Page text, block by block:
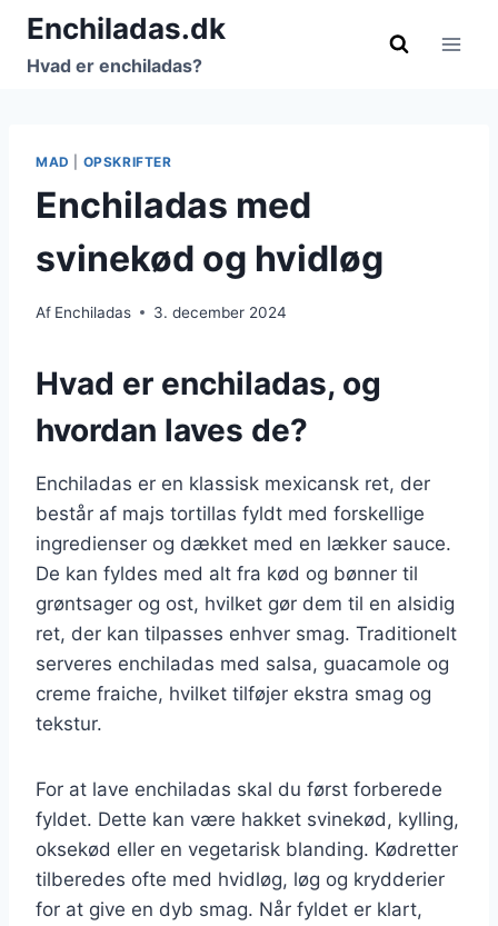
Fortsæt
indhold
Enchiladas.dk
Hvad er enchiladas?
MAD OPSKRIFTER
Enchiladas med
svinekød og hvidløg
Af Enchiladas 3. december 2024
Hvad er enchiladas, og
hvordan laves de?
Enchiladas er en klassisk mexicansk ret, der
består af majs tortillas fyldt med forskellige
ingredienser og dækket med en lækker sauce.
De kan fyldes med alt fra kød og bønner til
grøntsager og ost, hvilket gør dem til en alsidig
ret, der kan tilpasses enhver smag. Traditionelt
serveres enchiladas med salsa, guacamole og
creme fraiche, hvilket tilføjer ekstra smag og
tekstur.
For at lave enchiladas skal du først forberede
fyldet. Dette kan være hakket svinekød, kylling,
oksekød eller en vegetarisk blanding. Kødretter
tilberedes ofte med hvidløg, løg og krydderier
for at give en dyb smag. Når fyldet er klart,